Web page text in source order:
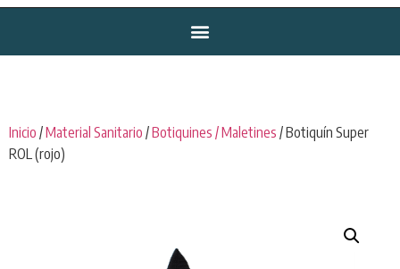
Inicio /Material Sanitario /Botiquines / Maletines / Botiquín Super
ROL (rojo)